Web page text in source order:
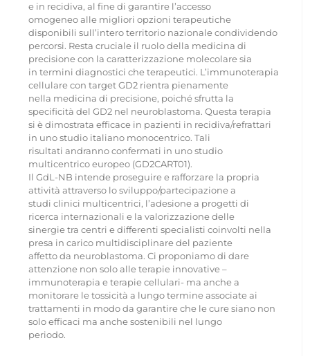
e in recidiva, al fine di garantire l’accesso
omogeneo alle migliori opzioni terapeutiche
disponibili sull’intero territorio nazionale condividendo
percorsi. Resta cruciale il ruolo della medicina di
precisione con la caratterizzazione molecolare sia
in termini diagnostici che terapeutici. L’immunoterapia
cellulare con target GD2 rientra pienamente
nella medicina di precisione, poiché sfrutta la
specificità del GD2 nel neuroblastoma. Questa terapia
si è dimostrata efficace in pazienti in recidiva/refrattari
in uno studio italiano monocentrico. Tali
risultati andranno confermati in uno studio
multicentrico europeo (GD2CART01).
Il GdL-NB intende proseguire e rafforzare la propria
attività attraverso lo sviluppo/partecipazione a
studi clinici multicentrici, l’adesione a progetti di
ricerca internazionali e la valorizzazione delle
sinergie tra centri e differenti specialisti coinvolti nella
presa in carico multidisciplinare del paziente
affetto da neuroblastoma. Ci proponiamo di dare
attenzione non solo alle terapie innovative –
immunoterapia e terapie cellulari- ma anche a
monitorare le tossicità a lungo termine associate ai
trattamenti in modo da garantire che le cure siano non
solo efficaci ma anche sostenibili nel lungo
periodo.